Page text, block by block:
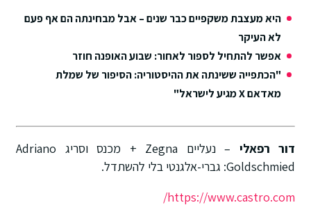
היא מעצבת משקפיים כבר שנים – אבל מבחינתה הם אף פעם
לא העיקר
אפשר להתחיל לספור לאחור: שבוע האופנה חוזר
"הכתפייה ששינתה את ההיסטוריה: הסיפור של שמלת
מאדאם X מגיע לישראל"
דור רפאלי
– נעליים Zegna + מכנס וסריג Adriano
Goldschmied: גברי-אלגנטי בלי להשתדל.
https://www.castro.com/